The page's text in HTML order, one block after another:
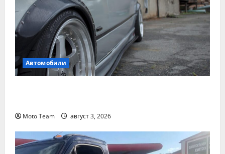
Автомобили
Moto Team август 3, 2026